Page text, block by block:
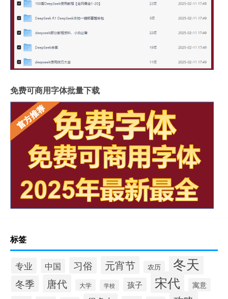
免费可商用字体批量下载
标签
专业 中国 习俗 元宵节 农历 冬天
冬季 唐代 大学 学校 孩子 宋代 寓意